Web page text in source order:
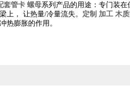
套管卡 螺母系列产品的用途：专门装
上， 让热量/冷量流失。 定制 加工 木
热膨胀的作用。